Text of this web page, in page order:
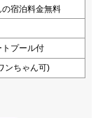
の宿泊料金無料
トプール付
ンちゃん可)